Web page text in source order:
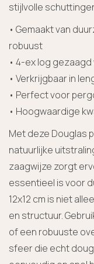
stijlvolle
• Gemaakt van
robuust
• 4-ex log
• Verkrijgbaar in
• Perfect voor
• Hoogwaardige
Met deze Douglas
natuurlijke
zaagwijze zorgt
essentieel is voor
12x12 cm is niet
en structuur.
of een robuuste
sfeer die echt